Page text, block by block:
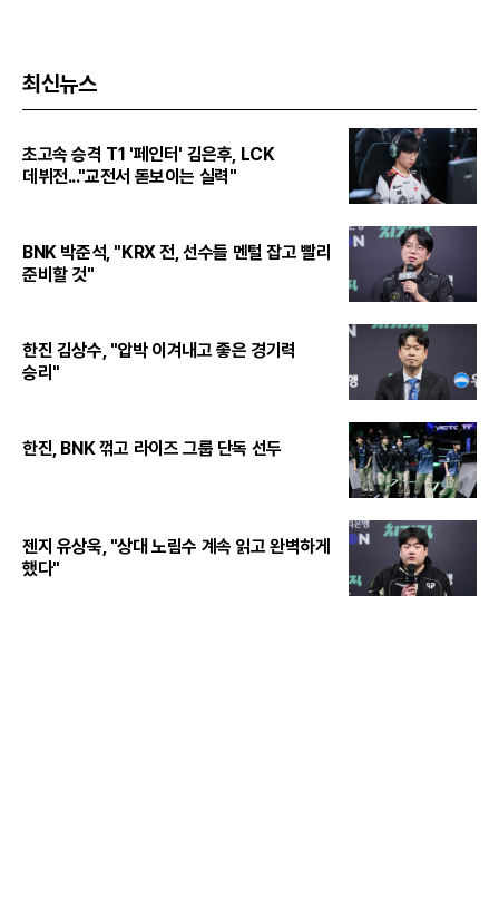
최신뉴스
초고속 승격 T1 '페인터' 김은후, LCK
데뷔전..."교전서 돋보이는 실력"
BNK 박준석, "KRX 전, 선수들 멘털 잡고 빨리
준비할 것"
한진 김상수, "압박 이겨내고 좋은 경기력
승리"
한진, BNK 꺾고 라이즈 그룹 단독 선두
젠지 유상욱, "상대 노림수 계속 읽고 완벽하게
했다"